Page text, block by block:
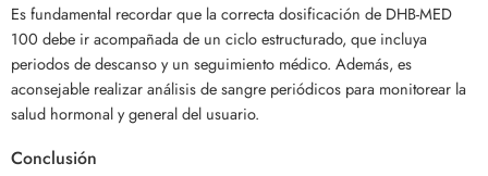
Es fundamental recordar que la correcta dosificación de DHB-MED
100 debe ir acompañada de un ciclo estructurado, que incluya
periodos de descanso y un seguimiento médico. Además, es
aconsejable realizar análisis de sangre periódicos para monitorear la
salud hormonal y general del usuario.
Conclusión